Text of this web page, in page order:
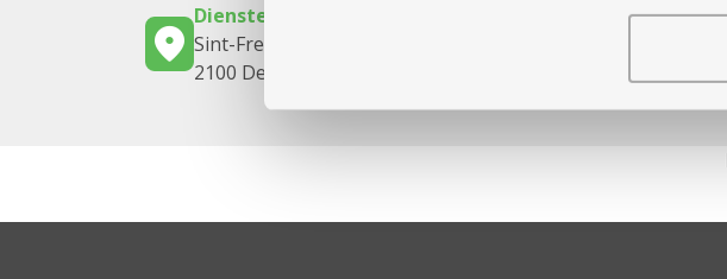
Dienstencentrum Kerkeveld
Sint-Fredegandusstraat 36
2100 Deurne